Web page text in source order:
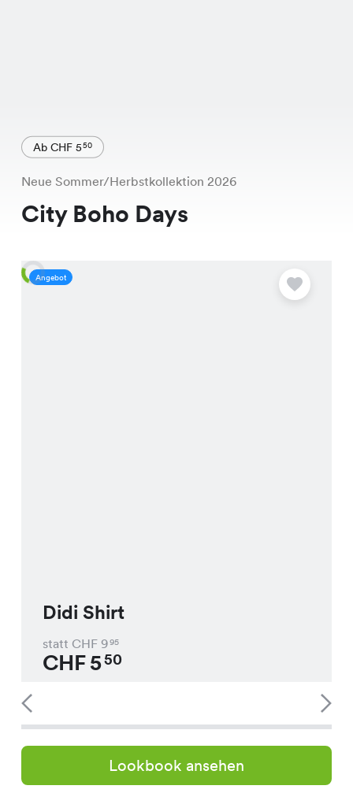
Ab CHF 550
Neue Sommer/Herbstkollektion 2026
City Boho Days
Angebot
Didi Shirt
statt CHF 995
CHF550
Lookbook ansehen